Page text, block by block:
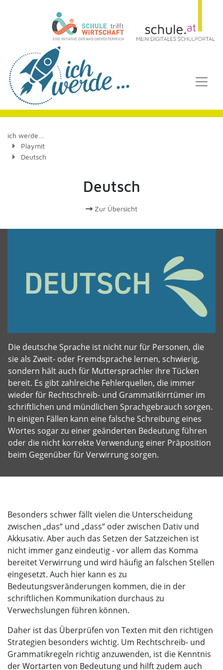
ich werde...
Playmit
Deutsch
Deutsch
Zur Übersicht
Die deutsche Sprache ist nicht nur für Personen, die
sie als Zweit- oder Fremdsprache lernen, schwierig,
sondern hält auch für Muttersprachler ihre Tücken
bereit. Es gibt zahlreiche Fehlerquellen, die immer
wieder für Rechtschreib- und Grammatikirrtümer im
schriftlichen und mündlichen Sprachgebrauch sorgen.
In einigen Fällen kann eine falsche Schreibung eines
Wortes sogar zu einer geänderten Bedeutung führen
oder die nicht korrekte Verwendung einer Präposition
beim Gegenüber für Verwirrung sorgen.
Besonders schwer fällt vielen die Unterscheidung
zwischen „das“ und „dass“ oder zwischen Dativ und
Akkusativ. Aber auch das Setzen der Satzzeichen ist
nicht immer ganz eindeutig - vor allem das Komma
bereitet Verwirrung und wird häufig an falschen Stellen
eingesetzt. Auch hier kann es zu
Bedeutungsveränderungen kommen, die in der
schriftlichen Kommunikation durchaus zu
Verwechslungen führen können.
Daher ist das Überprüfen von Texten mit den richtigen
Strategien besonders wichtig. Um Rechtschreib- und
Grammatikregeln richtig anzuwenden, ist die Kenntnis
der Wortarten von Bedeutung und hilft zudem auch